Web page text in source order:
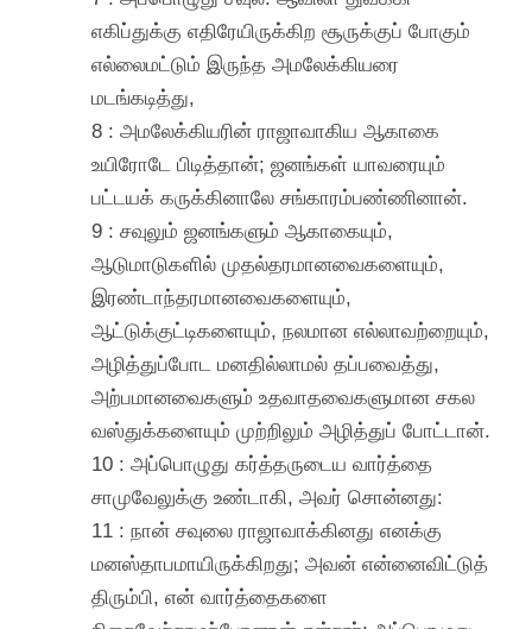
எகிப்துக்கு எதிரேயிருக்கிற சூருக்குப் போகும்
எல்லைமட்டும் இருந்த அமலேக்கியரை
மடங்கடித்து,
8 : அமலேக்கியரின் ராஜாவாகிய ஆகாகை
உயிரோடே பிடித்தான்; ஜனங்கள் யாவரையும்
பட்டயக் கருக்கினாலே சங்காரம்பண்ணினான்.
9 : சவுலும் ஜனங்களும் ஆகாகையும்,
ஆடுமாடுகளில் முதல்தரமானவைகளையும்,
இரண்டாந்தரமானவைகளையும்,
ஆட்டுக்குட்டிகளையும், நலமான எல்லாவற்றையும்,
அழித்துப்போட மனதில்லாமல் தப்பவைத்து,
அற்பமானவைகளும் உதவாதவைகளுமான சகல
வஸ்துக்களையும் முற்றிலும் அழித்துப் போட்டான்.
10 : அப்பொழுது கர்த்தருடைய வார்த்தை
சாமுவேலுக்கு உண்டாகி, அவர் சொன்னது:
11 : நான் சவுலை ராஜாவாக்கினது எனக்கு
மனஸ்தாபமாயிருக்கிறது; அவன் என்னைவிட்டுத்
திரும்பி, என் வார்த்தைகளை